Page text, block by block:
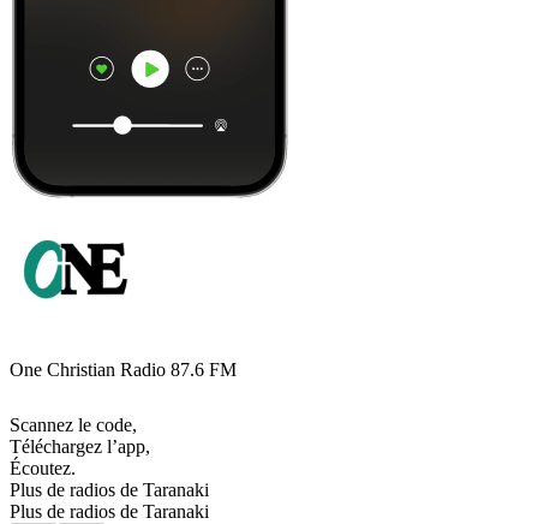
One Christian Radio 87.6 FM
Scannez le code,
Téléchargez l’app,
Écoutez.
Plus de radios de Taranaki
Plus de radios de Taranaki